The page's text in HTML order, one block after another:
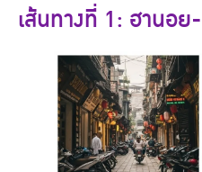
เส้นทางที่ 1: ฮานอย